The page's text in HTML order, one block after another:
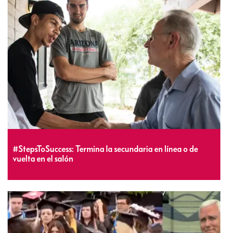
#StepsToSuccess: Termina la secundaria en línea o de
vuelta en el salón